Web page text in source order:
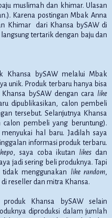
muslimah dan khimar. Ulasan
Karena postingan Mbak Anna
Khimar dari Khansa bySAW di
tertarik dengan baju dan
Khansa bySAW melalui Mbak
unik. Produk terbaru hanya bisa
bySAW dengan cara like
dipublikasikan, calon pembeli
tersebut. Selanjutnya Khansa
pembeli yang beruntung).
hal baru. Jadilah saya
informasi produk terbaru.
kepo, saya coba ikutan likes dan
jadi sering beli produknya. Tapi
menggunakan like random,
reseller dan mitra Khansa.
Khansa bySAW selain
diproduksi dalam jumlah